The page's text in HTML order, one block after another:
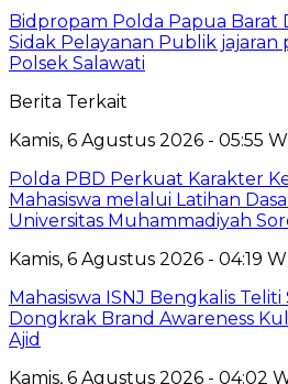
Bidpropam Polda Papua Barat
Sidak Pelayanan Publik jajaran
Polsek Salawati
Berita Terkait
Kamis, 6 Agustus 2026 - 05:55
Polda PBD Perkuat Karakter
Mahasiswa melalui Latihan
Universitas Muhammadiyah
Kamis, 6 Agustus 2026 - 04:19
Mahasiswa ISNJ Bengkalis
Dongkrak Brand Awareness
Ajid
Kamis, 6 Agustus 2026 - 04:02